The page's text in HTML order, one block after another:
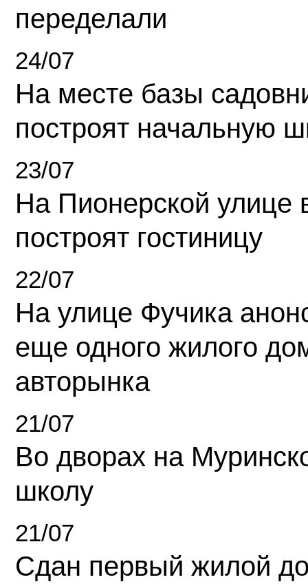
переделали
24/07
На месте базы
построят начальную
23/07
На Пионерской улице
построят гостиницу
22/07
На улице Фучика
еще одного жилого
авторынка
21/07
Во дворах на
школу
21/07
Сдан первый жилой